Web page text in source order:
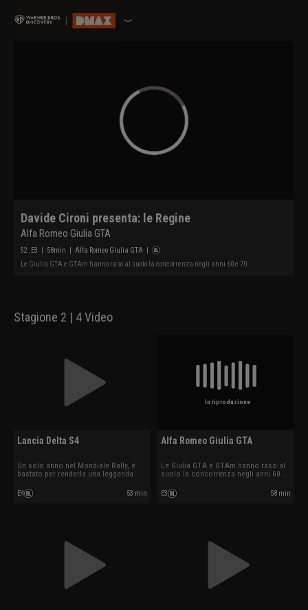
Davide Cironi presenta: le Regine
Alfa Romeo Giulia GTA
S2 : E3 | 58min | Alfa Romeo Giulia GTA |
Le Giulia GTA e GTAm hanno raso al suolo la concorrenza negli anni 60 e 70.
Stagione 2 | 4 Video
Lancia Delta S4
Un solo anno nel Mondiale Rally, è
bastato per renderla una leggenda
E4 53 min
In riproduzione
Alfa Romeo Giulia GTA
Le Giulia GTA e GTAm hanno raso al
suolo la concorrenza negli anni 60 e
E3 58 min